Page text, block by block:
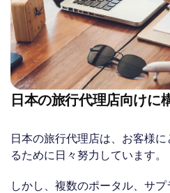
日本の旅行代理店向けに
日本の旅行代理店は、お客様
るために日々努力しています。
しかし、複数のポータル、サ